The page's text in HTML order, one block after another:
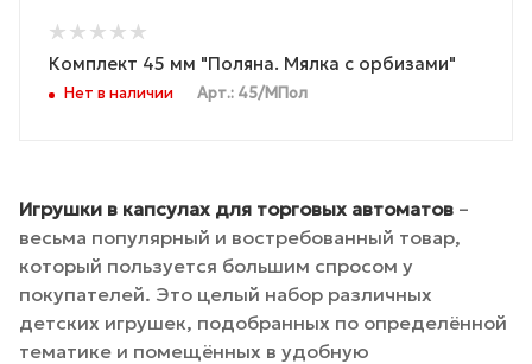
Комплект 45 мм "Поляна. Мялка с орбизами"
Нет в наличии Арт.: 45/МПол
Игрушки в капсулах для торговых автоматов –
весьма популярный и востребованный товар,
который пользуется большим спросом у
покупателей. Это целый набор различных
детских игрушек, подобранных по определённой
тематике и помещённых в удобную